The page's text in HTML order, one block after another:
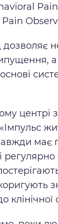
Pain
дозволяє
а
центрі
має
клінічної